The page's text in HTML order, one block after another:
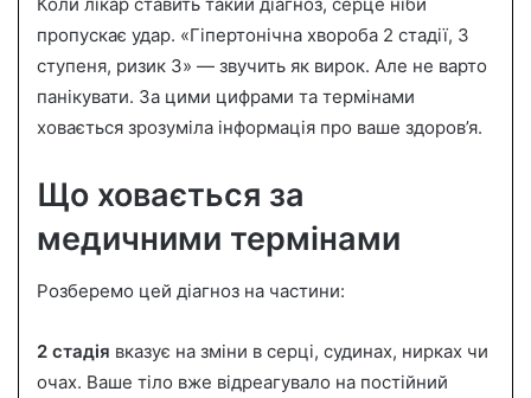
d
a
n
e
m
l
пропускає удар. «Гіпертонічна хвороба 2 стадії, 3
ступеня, ризик 3» — звучить як вирок. Але не варто
панікувати. За цими цифрами та термінами
ховається зрозуміла інформація про ваше здоров’я.
Що ховається за
медичними термінами
Розберемо цей діагноз на частини:
2 стадія вказує на зміни в серці, судинах, нирках чи
очах. Ваше тіло вже відреагувало на постійний